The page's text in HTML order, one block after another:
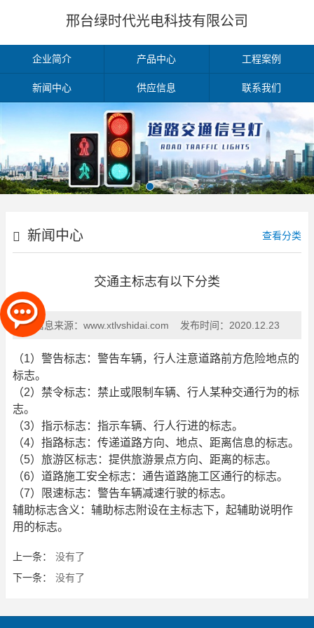
邢台绿时代光电科技有限公司
企业简介 产品中心 工程案例
新闻中心 供应信息 联系我们
新闻中心 查看分类
交通主标志有以下分类
信息来源： www.xtlvshidai.com 发布时间： 2020.12.23
（1）警告标志：警告车辆，行人注意道路前方危险地点的
标志。
（2）禁令标志：禁止或限制车辆、行人某种交通行为的标
志。
（3）指示标志：指示车辆、行人行进的标志。
（4）指路标志：传递道路方向、地点、距离信息的标志。
（5）旅游区标志：提供旅游景点方向、距离的标志。
（6）道路施工安全标志：通告道路施工区通行的标志。
（7）限速标志：警告车辆减速行驶的标志。
辅助标志含义：辅助标志附设在主标志下，起辅助说明作
用的标志。
上一条：
没有了
下一条：
没有了